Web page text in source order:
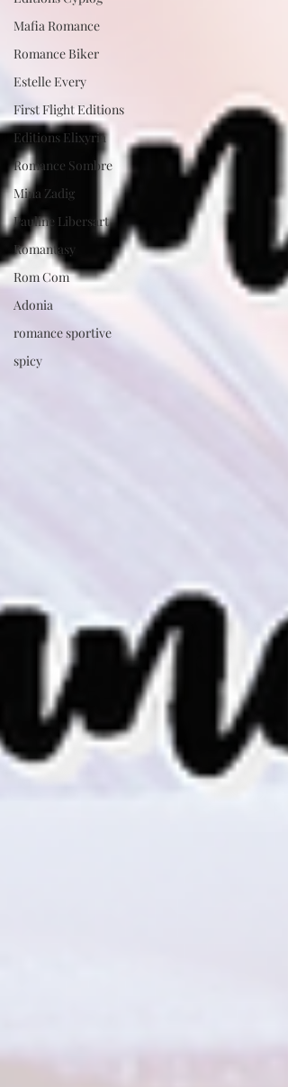
Mafia Romance
Romance Biker
Estelle Every
First Flight Editions
Editions Elixyria
Romance Sombre
Mina Zadig
Pauline Libersart
Romantasy
Rom Com
Adonia
romance sportive
spicy